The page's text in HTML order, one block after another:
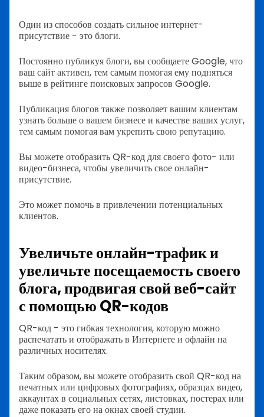
Один из способов создать сильное интернет-
присутствие - это блоги.
Постоянно публикуя блоги, вы сообщаете Google, что
ваш сайт активен, тем самым помогая ему подняться
выше в рейтинге поисковых запросов Google.
Публикация блогов также позволяет вашим клиентам
узнать больше о вашем бизнесе и качестве ваших услуг,
тем самым помогая вам укрепить свою репутацию.
Вы можете отобразить QR-код для своего фото- или
видео-бизнеса, чтобы увеличить свое онлайн-
присутствие.
Это может помочь в привлечении потенциальных
клиентов.
Увеличьте онлайн-трафик и
увеличьте посещаемость своего
блога, продвигая свой веб-сайт
с помощью QR-кодов
QR-код - это гибкая технология, которую можно
распечатать и отображать в Интернете и офлайн на
различных носителях.
Таким образом, вы можете отобразить свой QR-код на
печатных или цифровых фотографиях, образцах видео,
аккаунтах в социальных сетях, листовках, постерах или
даже показать его на окнах своей студии.